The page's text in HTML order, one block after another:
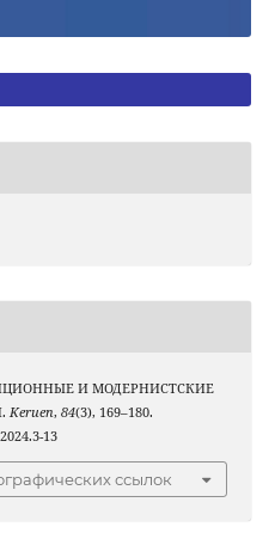
И МОДЕРНИСТСКИЕ
Keruen, 84(3), 169–180.
13
ссылок